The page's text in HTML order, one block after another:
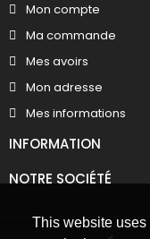
This website
Mon compte
Ma commande
Mes avoirs
Mon adresse
Mes informations
INFORMATION
NOTRE SOCIÉTÉ